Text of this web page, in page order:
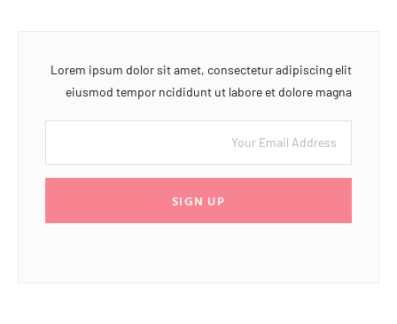
Lorem ipsum dolor sit amet, consectetur adipiscing elit
eiusmod tempor ncididunt ut labore et dolore magna
SIGN UP